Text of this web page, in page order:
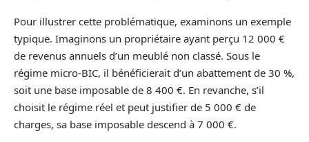
Pour illustrer cette problématique, examinons un exemple
typique. Imaginons un propriétaire ayant perçu 12 000 €
de revenus annuels d’un meublé non classé. Sous le
régime micro-BIC, il bénéficierait d’un abattement de 30 %,
soit une base imposable de 8 400 €. En revanche, s’il
choisit le régime réel et peut justifier de 5 000 € de
charges, sa base imposable descend à 7 000 €.